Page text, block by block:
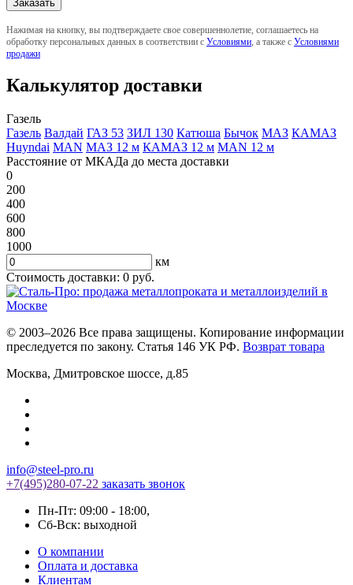
Нажимая на кнопку, вы подтверждаете свое совершеннолетие, соглашаетесь на
обработку персональных данных в соответствии с Условиями , а также с Условиями
продажи
Калькулятор доставки
Газель
Газель Валдай ГАЗ 53 ЗИЛ 130 Катюша Бычок МАЗ КАМАЗ
Huyndai MAN МАЗ 12 м КАМАЗ 12 м MAN 12 м
Расстояние от МКАДа до места доставки
0
200
400
600
800
1000
км
Стоимость доставки: 0 руб.
© 2003–2026 Все права защищены. Копирование информации
преследуется по закону. Статья 146 УК РФ. Возврат товара
Москва, Дмитровское шоссе, д.85
info@steel-pro.ru
+7(495)280-07-22 заказать звонок
Пн-Пт: 09:00 - 18:00,
Cб-Вск: выходной
О компании
Оплата и доставка
Клиентам